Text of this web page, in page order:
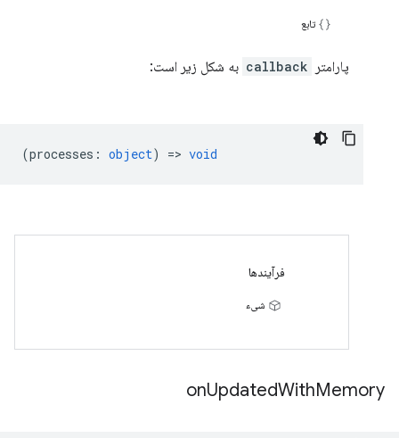
تابع
پارامتر callback به شکل زیر است:
(processes : object) => void
فرآیندها
شیء
onUpdatedWithMemory